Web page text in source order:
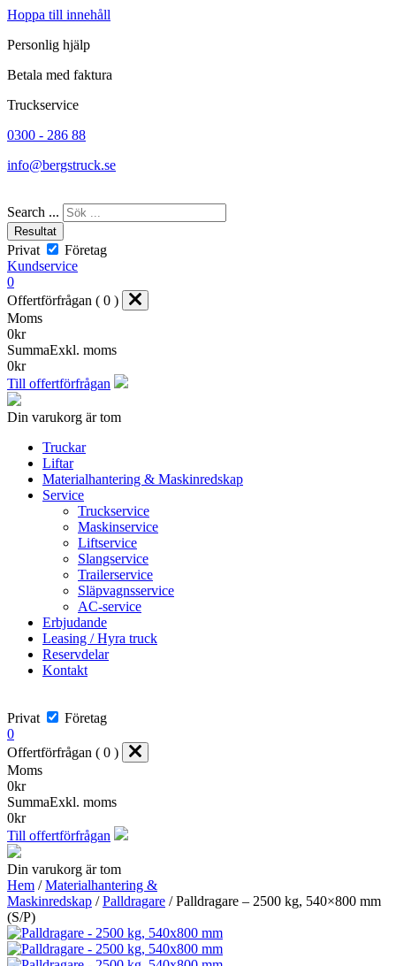
Hoppa till innehåll
Personlig hjälp
Betala med faktura
Truckservice
0300 - 286 88
info@bergstruck.se
Search ...
Resultat
Privat
Företag
Kundservice
0
Offertförfrågan ( 0 )
Moms
0kr
SummaExkl. moms
0kr
Till offertförfrågan
Din varukorg är tom
Truckar
Liftar
Materialhantering & Maskinredskap
Service
Truckservice
Maskinservice
Liftservice
Slangservice
Trailerservice
Släpvagnsservice
AC-service
Erbjudande
Leasing / Hyra truck
Reservdelar
Kontakt
Privat
Företag
0
Offertförfrågan ( 0 )
Moms
0kr
SummaExkl. moms
0kr
Till offertförfrågan
Din varukorg är tom
Hem /Materialhantering &
Maskinredskap /Palldragare / Palldragare – 2500 kg, 540×800 mm
(S/P)